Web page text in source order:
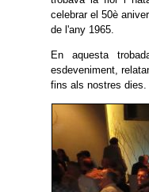
celebrar el 50è
de l'any 1965.
En aquesta
esdeveniment,
fins als nostres dies.